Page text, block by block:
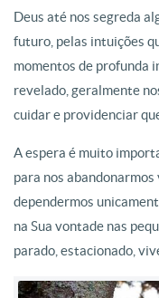
Deus até nos segreda
futuro, pelas intuições
momentos de profunda
revelado, geralmente
cuidar e providenciar
A espera é muito
para nos
dependermos
na Sua vontade nas
parado, estacionado,